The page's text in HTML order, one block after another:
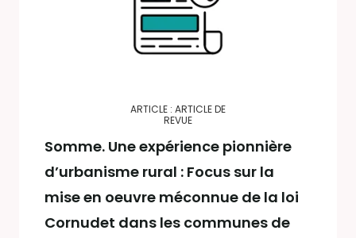
ARTICLE : ARTICLE DE
REVUE
Somme. Une expérience pionnière
d’urbanisme rural : Focus sur la
mise en oeuvre méconnue de la loi
Cornudet dans les communes de